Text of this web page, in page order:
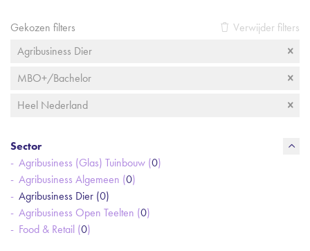
Gekozen filters
Verwijder filters
Agribusiness Dier
MBO+/Bachelor
Heel Nederland
Sector
Agribusiness (Glas) Tuinbouw (0)
Agribusiness Algemeen (0)
Agribusiness Dier (0)
Agribusiness Open Teelten (0)
Food & Retail (0)